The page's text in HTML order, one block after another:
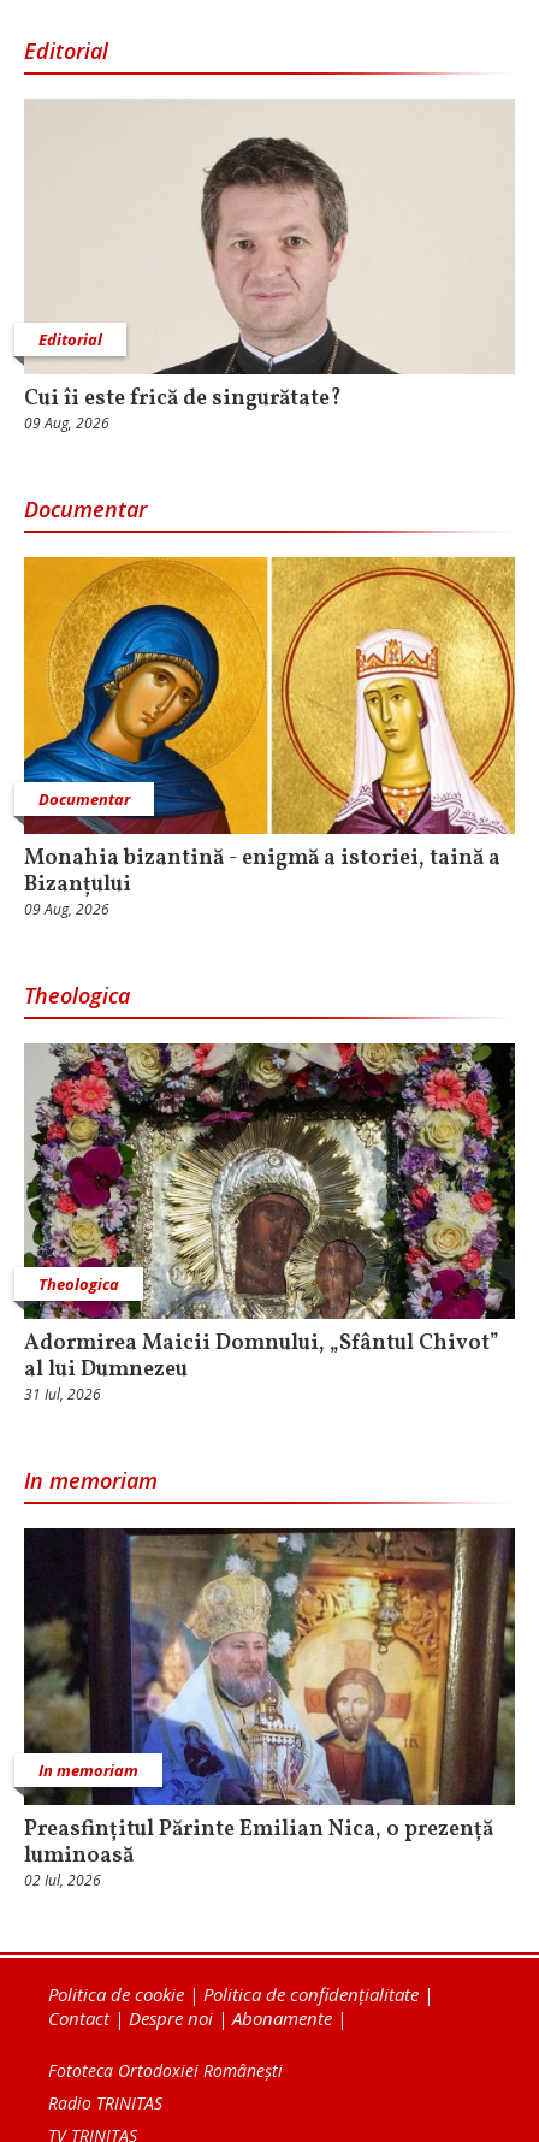
Editorial
Editorial
Cui îi este frică de singurătate?
09 Aug, 2026
Documentar
Documentar
Monahia bizantină - enigmă a istoriei, taină a
Bizanțului
09 Aug, 2026
Theologica
Theologica
Adormirea Maicii Domnului, „Sfântul Chivot”
al lui Dumnezeu
31 Iul, 2026
In memoriam
In memoriam
Preasfințitul Părinte Emilian Nica, o prezență
luminoasă
02 Iul, 2026
Politica de cookie | Politica de confidențialitate |
Contact| Despre noi | Abonamente |
Fototeca Ortodoxiei Românești
Radio TRINITAS
TV TRINITAS